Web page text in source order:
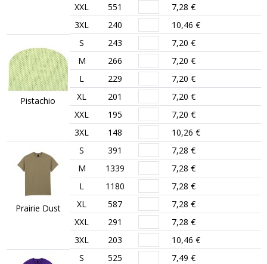
XXL
551
7,28 €
3XL
240 10,46 €
Pistachio
S 243
7,20 €
M
266
7,20 €
L
229
7,20 €
XL
201
7,20 €
XXL
195
7,20 €
3XL
148 10,26 €
Prairie Dust
S 391
7,28 €
M
1339
7,28 €
L
1180
7,28 €
XL
587
7,28 €
XXL
291
7,28 €
3XL
203 10,46 €
S 525
7,49 €